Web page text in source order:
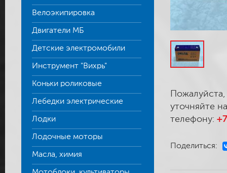
Велоэкипировка
Двигатели МБ
Детские электромобили
Инструмент "Вихрь"
Коньки роликовые
Лебедки электрические
Лодки
Лодочные моторы
Масла, химия
уточняйте
телефону:
Поделиться: